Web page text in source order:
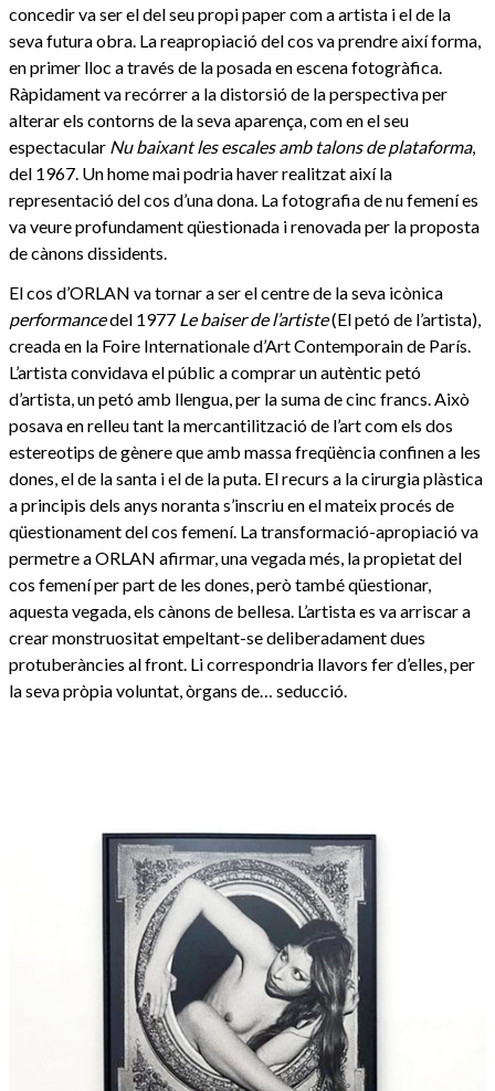
concedir va ser el del seu propi paper com a artista i el de la
seva futura obra. La reapropiació del cos va prendre així forma,
en primer lloc a través de la posada en escena fotogràfica.
Ràpidament va recórrer a la distorsió de la perspectiva per
alterar els contorns de la seva aparença, com en el seu
espectacular Nu baixant les escales amb talons de plataforma,
del 1967. Un home mai podria haver realitzat així la
representació del cos d’una dona. La fotografia de nu femení es
va veure profundament qüestionada i renovada per la proposta
de cànons dissidents.
El cos d’ORLAN va tornar a ser el centre de la seva icònica
performancedel 1977 Le baiser de l’artiste(El petó de l’artista),
creada en la Foire Internationale d’Art Contemporain de París.
L’artista convidava el públic a comprar un autèntic petó
d’artista, un petó amb llengua, per la suma de cinc francs. Això
posava en relleu tant la mercantilització de l’art com els dos
estereotips de gènere que amb massa freqüència confinen a les
dones, el de la santa i el de la puta. El recurs a la cirurgia plàstica
a principis dels anys noranta s’inscriu en el mateix procés de
qüestionament del cos femení. La transformació-apropiació va
permetre a ORLAN afirmar, una vegada més, la propietat del
cos femení per part de les dones, però també qüestionar,
aquesta vegada, els cànons de bellesa. L’artista es va arriscar a
crear monstruositat empeltant-se deliberadament dues
protuberàncies al front. Li correspondria llavors fer d’elles, per
la seva pròpia voluntat, òrgans de… seducció.